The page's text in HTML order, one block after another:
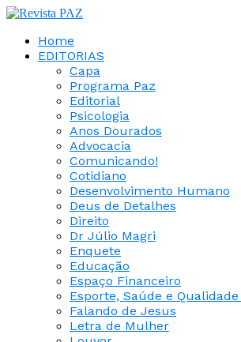
Home
EDITORIAS
Capa
Programa Paz
Editorial
Psicologia
Anos Dourados
Advocacia
Comunicando!
Cotidiano
Desenvolvimento Humano
Deus de Detalhes
Direito
Dr Júlio Magri
Enquete
Educação
Espaço Financeiro
Esporte, Saúde e
Falando de Jesus
Letra de Mulher